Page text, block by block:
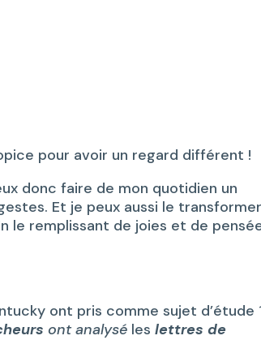
pour avoir un regard différent !
donc faire de mon quotidien un
Et je peux aussi le
le remplissant de joies et de
ont pris comme sujet d’étude
ont analysé leslettres de